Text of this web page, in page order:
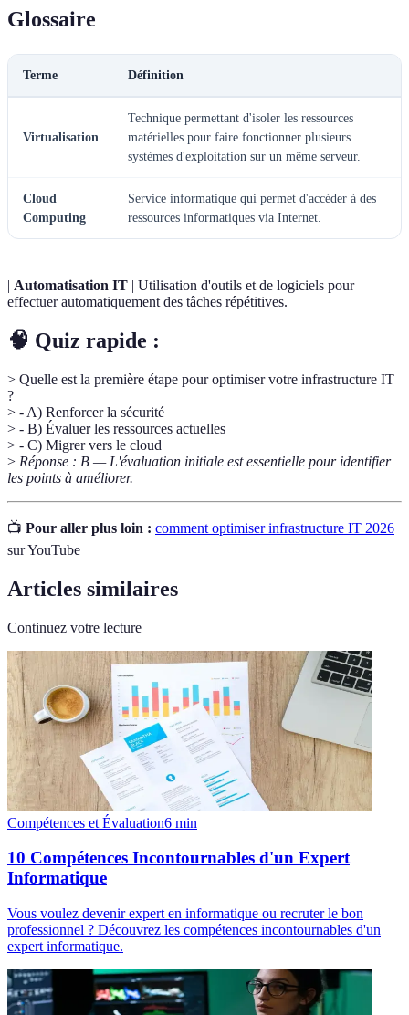
Glossaire
Terme Définition
Virtualisation
Technique permettant d'isoler les ressources
matérielles pour faire fonctionner plusieurs
systèmes d'exploitation sur un même serveur.
Cloud
Computing
Service informatique qui permet d'accéder à des
ressources informatiques via Internet.
| Automatisation IT | Utilisation d'outils et de logiciels pour
effectuer automatiquement des tâches répétitives.
🧠 Quiz rapide :
> Quelle est la première étape pour optimiser votre infrastructure IT
?
> - A) Renforcer la sécurité
> - B) Évaluer les ressources actuelles
> - C) Migrer vers le cloud
> Réponse : B — L'évaluation initiale est essentielle pour identifier
les points à améliorer.
📺 Pour aller plus loin : comment optimiser infrastructure IT 2026
sur YouTube
Articles similaires
Continuez votre lecture
Compétences et Évaluation6 min
10 Compétences Incontournables d'un Expert
Informatique
Vous voulez devenir expert en informatique ou recruter le bon
professionnel ? Découvrez les compétences incontournables d'un
expert informatique.